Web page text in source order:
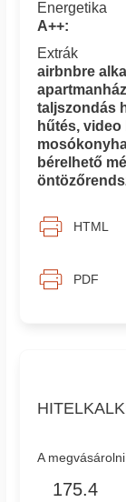
A
Energetika
A++:
Extrák
airbnbre
taljszondás
hűtés,
bérelhető
HTML
PDF